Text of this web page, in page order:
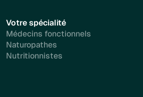
Votre spécialité
Médecins fonctionnels
Naturopathes
Nutritionnistes